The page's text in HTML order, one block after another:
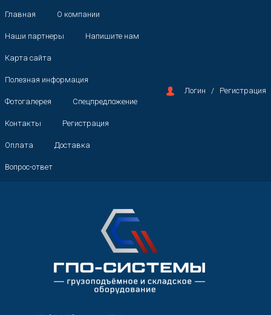
Главная О компании
Наши партнеры Напишите нам
Карта сайта
Полезная информация
Фотогалерея Спецпредложение
Контакты Регистрация
Оплата Доставка
Вопрос-ответ
Логин / Регистрация